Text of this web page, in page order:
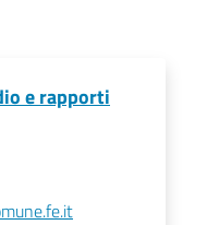
e rapporti